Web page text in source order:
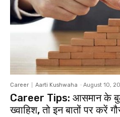
Career Aarti Kushwaha - August 10,
Career Tips: आसमान के
ख्‍वाहिश, तो इन बातों पर करें